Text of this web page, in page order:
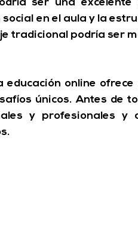
ser una
en el aula y la
tradicional podría ser
educación online
únicos. Antes de
y profesionales y